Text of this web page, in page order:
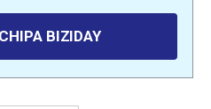
BIZIDAY